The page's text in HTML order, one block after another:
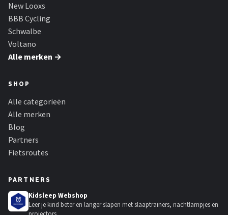
Voltano
Shimano
New Looxs
BBB Cycling
Schwalbe
Voltano
Alle merken →
SHOP
Alle categorieën
Alle merken
Blog
Partners
Fietsroutes
PARTNERS
Kidsleep Webshop
Leer je kind beter en langer slapen met slaaptrainers, nachtlampjes en